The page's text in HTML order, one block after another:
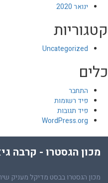
ינואר 2020
קטגוריות
Uncategorized
כלים
התחבר
פיד רשומות
פיד תגובות
WordPress.org
מכון הגסטרו - קרבה
מכון הגסטרו בבסט מדיקל מעניק